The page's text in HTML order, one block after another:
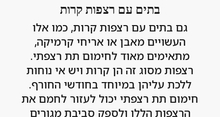
בתים עם רצפות קרות
גם בתים עם רצפות קרות, כמו אלו
העשויים מאבן או אריחי קרמיקה,
מתאימים מאוד לחימום תת רצפתי.
רצפות מסוג זה הן קרות ויש אי נוחות
ללכת עליהן במיוחד בחודשי החורף.
חימום תת רצפתי יכול לעזור לחמם את
הרצפות הללו ולספק סביבת מגורים